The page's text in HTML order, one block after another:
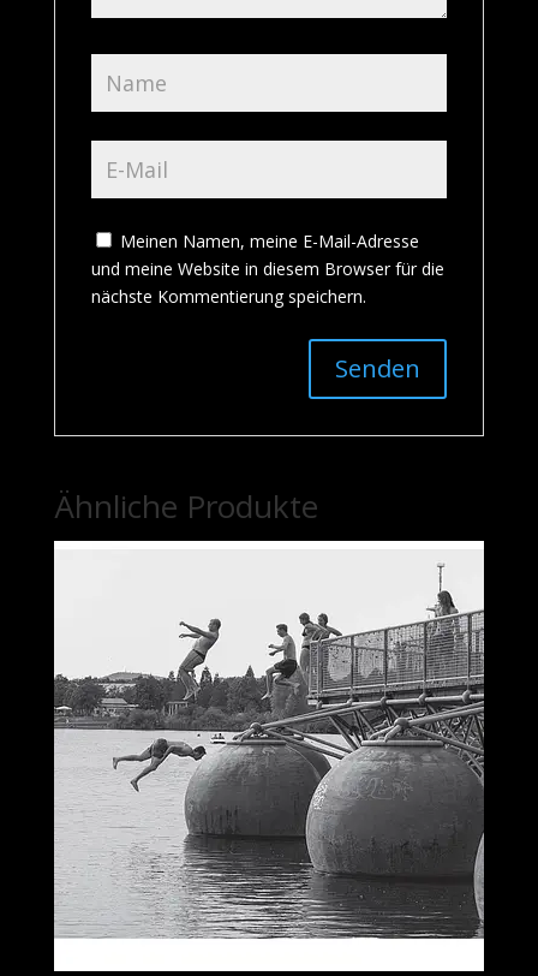
Meinen Namen, meine E-Mail-Adresse
und meine Website in diesem Browser für die
nächste Kommentierung speichern.
Ähnliche Produkte